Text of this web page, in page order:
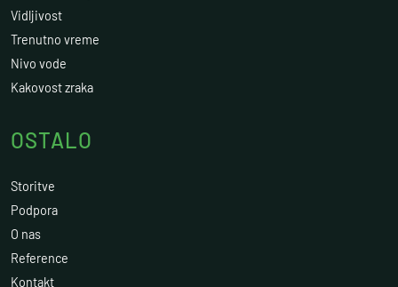
Vidljivost
Trenutno vreme
Nivo vode
Kakovost zraka
OSTALO
Storitve
Podpora
O nas
Reference
Kontakt